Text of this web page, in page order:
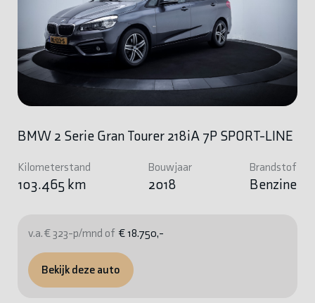
BMW 2 Serie Gran Tourer 218iA 7P SPORT-LINE
Kilometerstand
103.465 km
Bouwjaar
2018
Brandstof
Benzine
v.a. € 323-p/mnd of € 18.750,-
Bekijk deze auto